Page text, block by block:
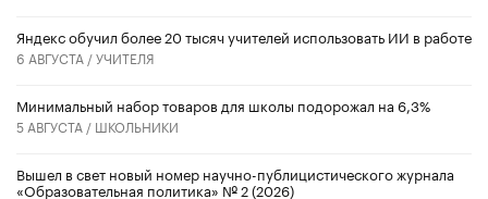
​Яндекс обучил более 20 тысяч учителей использовать ИИ в работе
6 АВГУСТА /УЧИТЕЛЯ
Минимальный набор товаров для школы подорожал на 6,3%
5 АВГУСТА / ШКОЛЬНИКИ
Вышел в свет новый номер научно-публицистического журнала
«Образовательная политика» № 2 (2026)